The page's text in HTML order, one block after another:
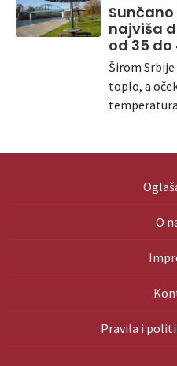
najviša
od 35 do
Širom
toplo, a
O
Pravila i